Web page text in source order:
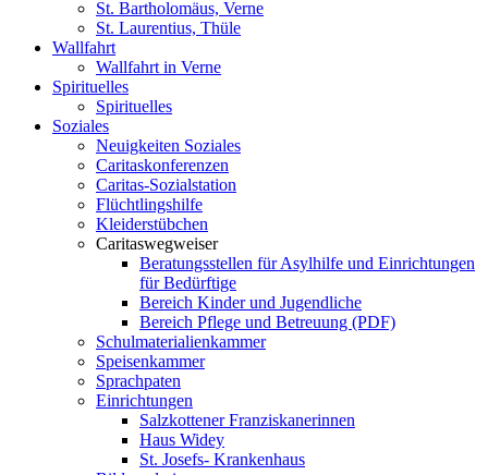
St. Bartholomäus, Verne
St. Laurentius, Thüle
Wallfahrt
Wallfahrt in Verne
Spirituelles
Spirituelles
Soziales
Neuigkeiten Soziales
Caritaskonferenzen
Caritas-Sozialstation
Flüchtlingshilfe
Kleiderstübchen
Caritaswegweiser
Beratungsstellen für Asylhilfe und Einrichtungen
für Bedürftige
Bereich Kinder und Jugendliche
Bereich Pflege und Betreuung (PDF)
Schulmaterialienkammer
Speisenkammer
Sprachpaten
Einrichtungen
Salzkottener Franziskanerinnen
Haus Widey
St. Josefs- Krankenhaus